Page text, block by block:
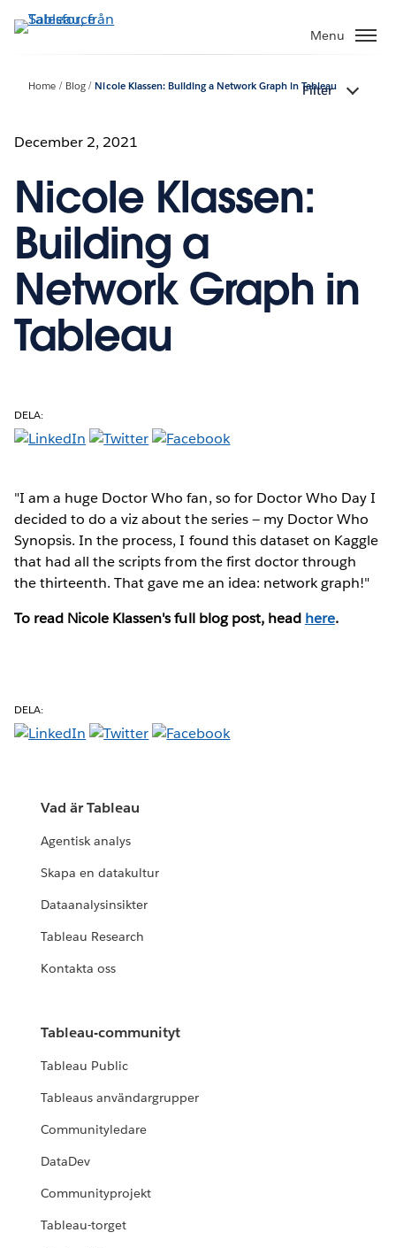
vidare
Menu
Home Blog Nicole Klassen: Building a Network Graph in Tableau
Filter
December 2, 2021
Nicole Klassen:
Building a
Network Graph in
Tableau
DELA:
"I am a huge Doctor Who fan, so for Doctor Who Day I
decided to do a viz about the series — my Doctor Who
Synopsis. In the process, I found this dataset on Kaggle
that had all the scripts from the first doctor through
the thirteenth. That gave me an idea: network graph!"
To read Nicole Klassen's full blog post, head here.
DELA:
Vad är Tableau
Agentisk analys
Skapa en datakultur
Dataanalysinsikter
Tableau Research
Kontakta oss
Tableau-communityt
Tableau Public
Tableaus användargrupper
Communityledare
DataDev
Communityprojekt
Tableau-torget